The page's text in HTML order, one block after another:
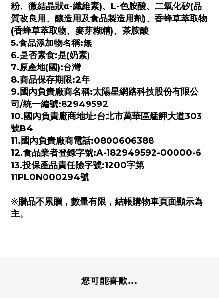
粉、微結晶狀α-纖維素)、L-色胺酸、二氧化矽(品
質改良用、釀造用及食品製造用劑)、香蜂草萃取物
(香蜂草萃取物、麥芽糊精)、茶胺酸
5.食品添加物名稱:無
6.是否素食:是(奶素)
7.原產地(國):台灣
8.商品保存期限:2年
9.國內負責廠商名稱:太陽星網路科技股份有限公
司/統一編號:82949592
10.國內負責廠商地址:台北市萬華區艋舺大道303
號B4
11.國內負責廠商電話:0800606388
12.食品業者登錄字號:A-182949592-00000-6
13.投保產品責任險字號:1200字第
11PL0N000294號
※贈品不累贈，數量有限，結帳購物車頁面顯示為
主。
您可能喜歡...